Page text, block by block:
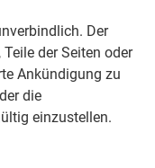
Der
der Seiten oder
Ankündigung zu
die
einzustellen.